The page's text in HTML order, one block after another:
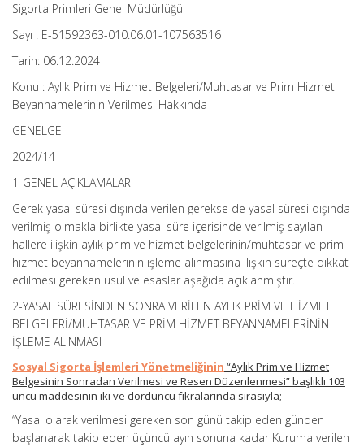
Sigorta Primleri Genel Müdürlüğü
Sayı : E-51592363-010.06.01-107563516
Tarih: 06.12.2024
Konu : Aylık Prim ve Hizmet Belgeleri/Muhtasar ve Prim Hizmet
Beyannamelerinin Verilmesi Hakkında
GENELGE
2024/14
1-GENEL AÇIKLAMALAR
Gerek yasal süresi dışında verilen gerekse de yasal süresi dışında
verilmiş olmakla birlikte yasal süre içerisinde verilmiş sayılan
hallere ilişkin aylık prim ve hizmet belgelerinin/muhtasar ve prim
hizmet beyannamelerinin işleme alınmasına ilişkin süreçte dikkat
edilmesi gereken usul ve esaslar aşağıda açıklanmıştır.
2-YASAL SÜRESİNDEN SONRA VERİLEN AYLIK PRİM VE HİZMET
BELGELERİ/MUHTASAR VE PRİM HİZMET BEYANNAMELERİNİN
İŞLEME ALINMASI
Sosyal Sigorta İşlemleri Yönetmeliğinin “Aylık Prim ve Hizmet
Belgesinin Sonradan Verilmesi ve Resen Düzenlenmesi” başlıklı 103
üncü maddesinin iki ve dördüncü fıkralarında sırasıyla;
“Yasal olarak verilmesi gereken son günü takip eden günden
başlanarak takip eden üçüncü ayın sonuna kadar Kuruma verilen